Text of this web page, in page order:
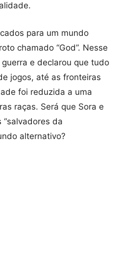
para um mundo
chamado “God”. Nesse
guerra e declarou que tudo
jogos, até as fronteiras
foi reduzida a uma
raças. Será que Sora e
“salvadores da
alternativo?